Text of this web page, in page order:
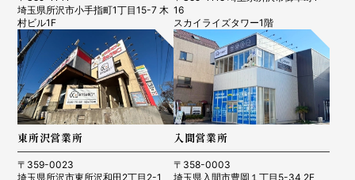
埼玉県所沢市小手指町1丁目15-7 木
村ビル1F
16
スカイライズタワー1階
東所沢営業所
〒359-0023
埼玉県所沢市東所沢和田2丁目2-1
入間営業所
〒358-0003
埼玉県入間市豊岡１丁目5-34 2F